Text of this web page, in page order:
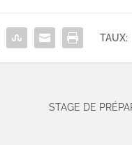
TAUX:
STAGE DE